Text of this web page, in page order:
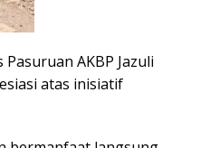
AKBP Jazuli
atas inisiatif